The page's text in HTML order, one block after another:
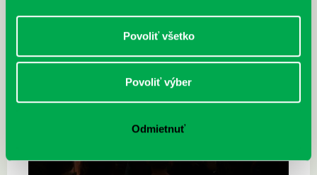
Povoliť všetko
Povoliť výber
Odmietnuť